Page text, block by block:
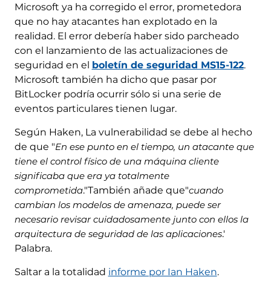
Microsoft ya ha corregido el error, prometedora
que no hay atacantes han explotado en la
realidad. El error debería haber sido parcheado
con el lanzamiento de las actualizaciones de
seguridad en el boletín de seguridad MS15-122.
Microsoft también ha dicho que pasar por
BitLocker podría ocurrir sólo si una serie de
eventos particulares tienen lugar.
Según Haken, La vulnerabilidad se debe al hecho
de que "En ese punto en el tiempo, un atacante que
tiene el control físico de una máquina cliente
significaba que era ya totalmente
comprometida."También añade que"cuando
cambian los modelos de amenaza, puede ser
necesario revisar cuidadosamente junto con ellos la
arquitectura de seguridad de las aplicaciones.'
Palabra.
Saltar a la totalidad informe por Ian Haken.